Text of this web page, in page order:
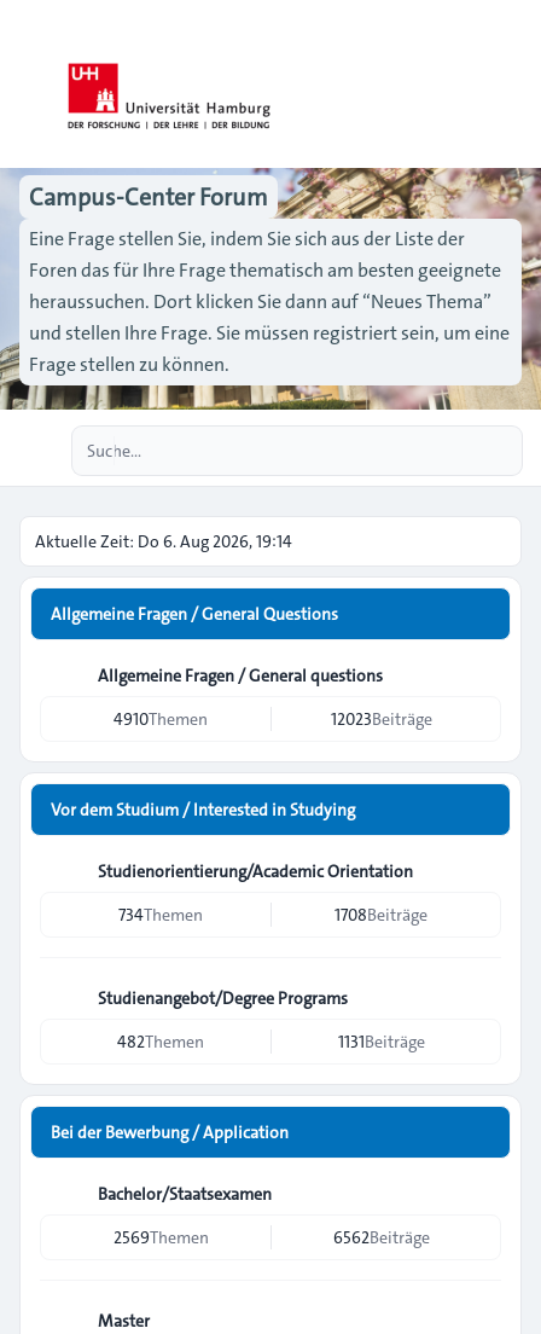
Campus-Center Forum
Eine Frage stellen Sie, indem Sie sich aus der Liste der
Foren das für Ihre Frage thematisch am besten geeignete
heraussuchen. Dort klicken Sie dann auf “Neues Thema”
und stellen Ihre Frage. Sie müssen registriert sein, um eine
Frage stellen zu können.
Aktuelle Zeit: Do 6. Aug 2026, 19:14
Allgemeine Fragen / General Questions
Allgemeine Fragen / General questions
4910Themen 12023Beiträge
Vor dem Studium / Interested in Studying
Studienorientierung/Academic Orientation
734Themen 1708Beiträge
Studienangebot/Degree Programs
482Themen 1131Beiträge
Bei der Bewerbung / Application
Bachelor/Staatsexamen
2569Themen 6562Beiträge
Master